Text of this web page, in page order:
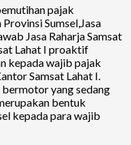
pajak
Sumsel,Jasa
Jasa Raharja Samsat
Lahat I proaktif
kepada wajib pajak
Samsat Lahat I.
yang sedang
bentuk
kepada para wajib